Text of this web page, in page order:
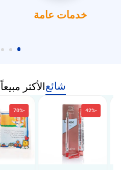
خدمات عامة
شائعالأكثر مبيعاً